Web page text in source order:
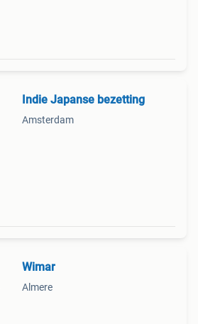
Indie Japanse bezetting
Amsterdam
Wimar
Almere